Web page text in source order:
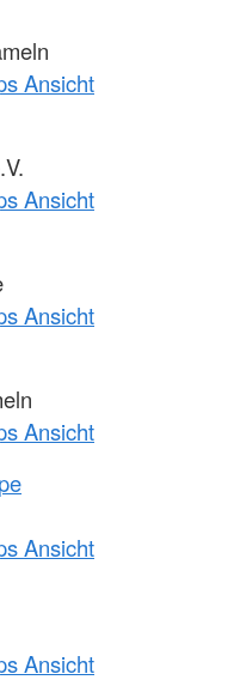
Ansicht
Ansicht
Ansicht
Ansicht
Ansicht
Ansicht